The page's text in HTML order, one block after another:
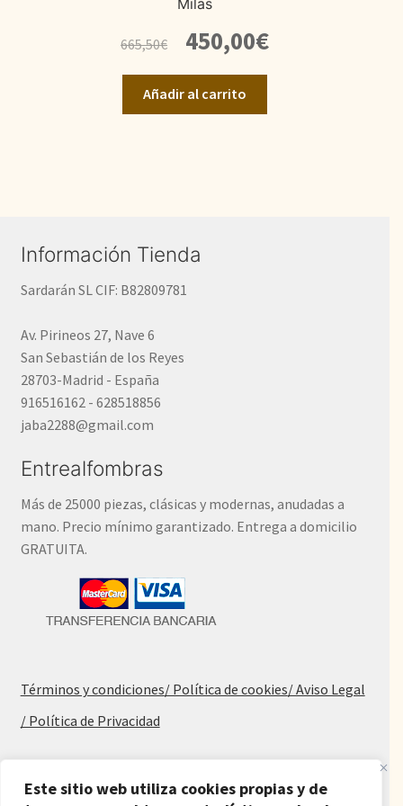
Este sitio web utiliza cookies propias y de
665,50€
precio
original
era:
665,50€.
450,00€El
precio
Añadir al carrito
Información Tienda
Sardarán SL CIF: B82809781
Av. Pirineos 27, Nave 6
San Sebastián de los Reyes
28703-Madrid - España
916516162 - 628518856
jaba2288@gmail.com
Entrealfombras
Más de 25000 piezas, clásicas y modernas, anudadas a
mano. Precio mínimo garantizado. Entrega a domicilio
GRATUITA.
Términos y condiciones/ Política de cookies/ Aviso Legal
/ Política de Privacidad